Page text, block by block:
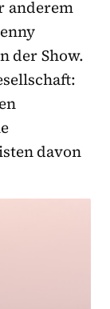
anderem
der Show.
davon